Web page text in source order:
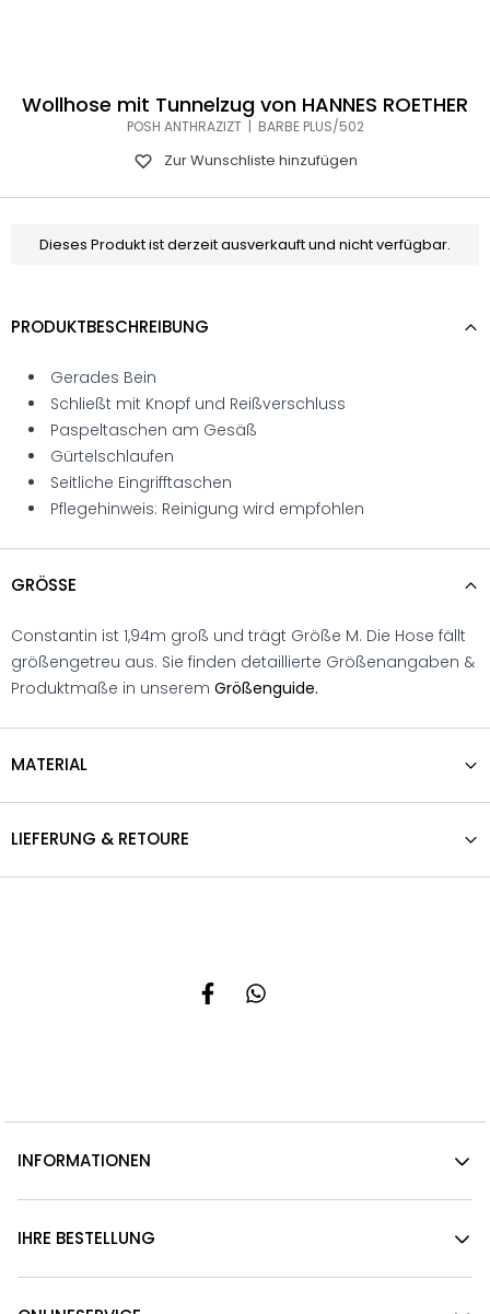
Wollhose mit Tunnelzug von HANNES ROETHER
POSH ANTHRAZIZT | BARBE PLUS/502
Zur Wunschliste hinzufügen
Dieses Produkt ist derzeit ausverkauft und nicht verfügbar.
PRODUKTBESCHREIBUNG
Gerades Bein
Schließt mit Knopf und Reißverschluss
Paspeltaschen am Gesäß
Gürtelschlaufen
Seitliche Eingrifftaschen
Pflegehinweis: Reinigung wird empfohlen
GRÖSSE
Constantin ist 1,94m groß und trägt Größe M. Die Hose fällt
größengetreu aus. Sie finden detaillierte Größenangaben &
Produktmaße in unserem Größenguide.
MATERIAL
LIEFERUNG & RETOURE
INFORMATIONEN
IHRE BESTELLUNG